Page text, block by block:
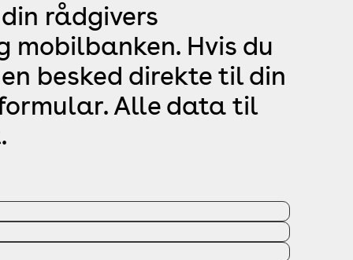
rådgivers
Hvis du
besked direkte til din
Alle data til